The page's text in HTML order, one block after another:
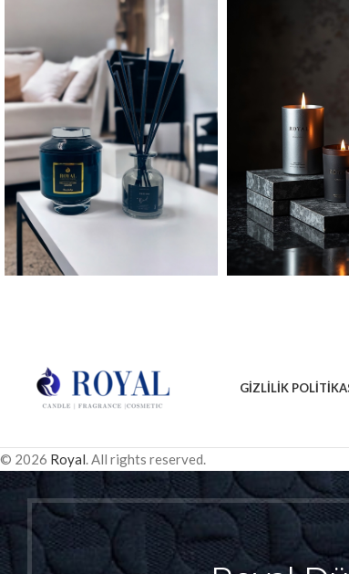
GIZLILIK
© 2026 Royal. All rights reserved.